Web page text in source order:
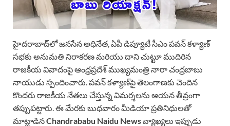
హైదరాబాద్‌లో జనసేన అధినేత, ఏపీ డిప్యూటీ సీఎం పవన్ కళ్యాణ్
సభకు అనుమతి నిరాకరణ మరియు దాని చుట్టూ ముదిరిన
రాజకీయ వివాదంపై ఆంధ్రప్రదేశ్ ముఖ్యమంత్రి నారా చంద్రబాబు
నాయుడు స్పందించారు. పవన్ కళ్యాణ్‌పై తెలంగాణకు చెందిన
కొందరు రాజకీయ నేతలు చేస్తున్న విమర్శలను ఆయన తీవ్రంగా
తప్పుపట్టారు. ఈ మేరకు బుధవారం మీడియా ప్రతినిధులతో
మాట్లాడినChandrababu Naidu Newsవ్యాఖ్యలు ఇప్పుడు